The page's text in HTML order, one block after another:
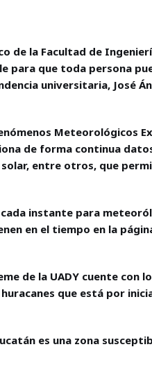
de la Facultad de
para que toda persona
universitaria, José
Meteorológicos
de forma continua
entre otros, que
instante para
en el tiempo en la
de la UADY cuente con
que está por
es una zona